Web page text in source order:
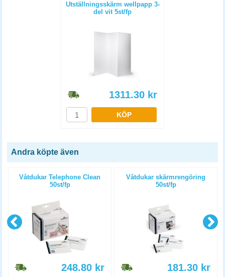
Utställningsskärm wellpapp 3-
del vit 5st/fp
1311.30 kr
KÖP
Andra köpte även
Våtdukar Telephone Clean
50st/fp
248.80 kr
Våtdukar skärmrengöring
50st/fp
181.30 kr